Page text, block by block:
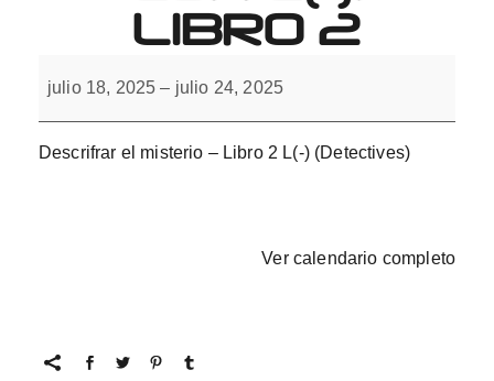
LIBRO 2
el
misterio
Libro
julio 18, 2025 – julio 24, 2025
Descrifrar el misterio – Libro 2 L(-) (Detectives)
Ver calendario completo